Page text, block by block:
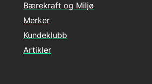
Bærekraft og Miljø
Merker
Kundeklubb
Artikler